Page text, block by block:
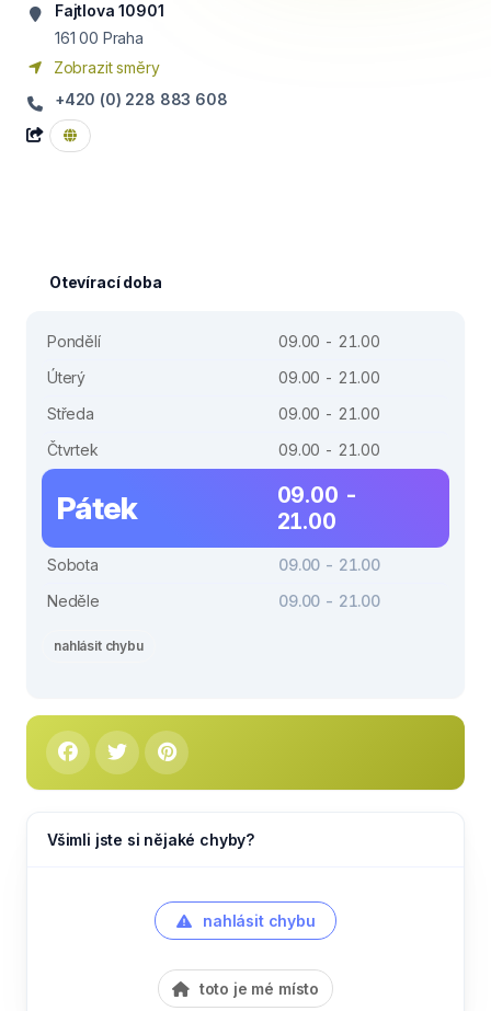
Fajtlova 10901
161 00 Praha
Zobrazit směry
+420 (0) 228 883 608
Otevírací doba
Pondělí
09.00 - 21.00
Úterý
09.00 - 21.00
Středa
09.00 - 21.00
Čtvrtek
09.00 - 21.00
Pátek
09.00 -
21.00
Sobota
09.00 - 21.00
Neděle
09.00 - 21.00
nahlásit chybu
Všimli jste si nějaké chyby?
nahlásit chybu
toto je mé místo